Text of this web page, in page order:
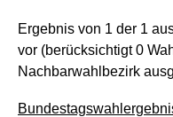
Ergebnis von 1 der 1
vor (berücksichtigt 0
Nachbarwahlbezirk